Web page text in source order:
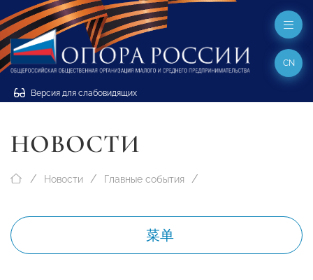
Версия для слабовидящих
CN
НОВОСТИ
Новости Главные события
菜单